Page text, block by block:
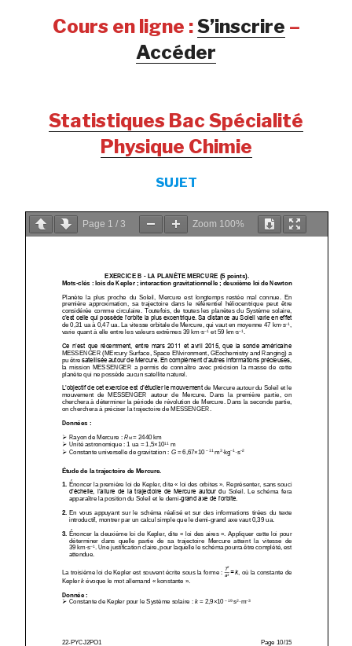
Cours en ligne :S’inscrire –
Accéder
Statistiques Bac Spécialité
Physique Chimie
SUJET
Page 1 / 3 Zoom 100%